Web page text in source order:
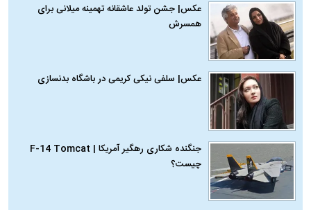
عکس| جشن تولد عاشقانه تهمینه میلانی برای
همسرش
عکس| سلفی نیکی کریمی در باشگاه بدنسازی
جنگنده شکاری رهگیر آمریکا | F-14 Tomcat
چیست؟